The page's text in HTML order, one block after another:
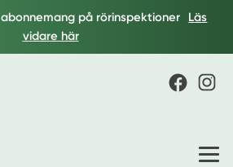
abonnemang på rörinspektioner
Läs
vidare här